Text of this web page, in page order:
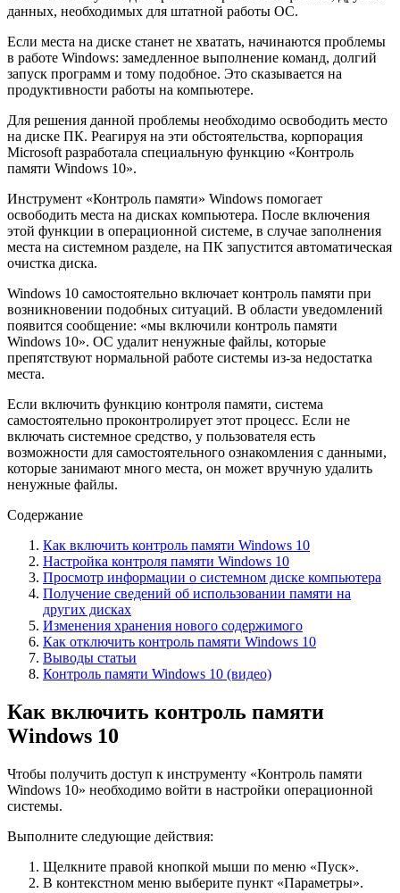
данных, необходимых для штатной работы ОС.
Если места на диске станет не хватать, начинаются проблемы
в работе Windows: замедленное выполнение команд, долгий
запуск программ и тому подобное. Это сказывается на
продуктивности работы на компьютере.
Для решения данной проблемы необходимо освободить место
на диске ПК. Реагируя на эти обстоятельства, корпорация
Microsoft разработала специальную функцию «Контроль
памяти Windows 10».
Инструмент «Контроль памяти» Windows помогает
освободить места на дисках компьютера. После включения
этой функции в операционной системе, в случае заполнения
места на системном разделе, на ПК запустится автоматическая
очистка диска.
Windows 10 самостоятельно включает контроль памяти при
возникновении подобных ситуаций. В области уведомлений
появится сообщение: «мы включили контроль памяти
Windows 10». ОС удалит ненужные файлы, которые
препятствуют нормальной работе системы из-за недостатка
места.
Если включить функцию контроля памяти, система
самостоятельно проконтролирует этот процесс. Если не
включать системное средство, у пользователя есть
возможности для самостоятельного ознакомления с данными,
которые занимают много места, он может вручную удалить
ненужные файлы.
Содержание
Как включить контроль памяти Windows 10
Настройка контроля памяти Windows 10
Просмотр информации о системном диске компьютера
Получение сведений об использовании памяти на
других дисках
Изменения хранения нового содержимого
Как отключить контроль памяти Windows 10
Выводы статьи
Контроль памяти Windows 10 (видео)
Как включить контроль памяти
Windows 10
Чтобы получить доступ к инструменту «Контроль памяти
Windows 10» необходимо войти в настройки операционной
системы.
Выполните следующие действия:
Щелкните правой кнопкой мыши по меню «Пуск».
В контекстном меню выберите пункт «Параметры».